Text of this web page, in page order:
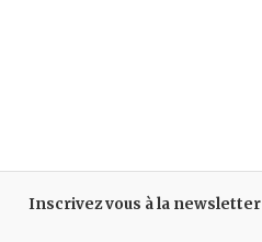
Inscrivez vous à la newsletter